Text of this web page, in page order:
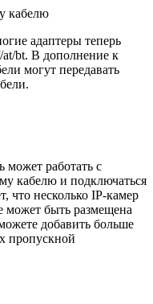
кабелю
адаптеры теперь
bt. В дополнение к
могут передавать
может работать с
кабелю и подключаться
что несколько IP-камер
может быть размещена
добавить больше
пропускной